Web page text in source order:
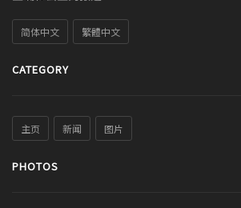
简体中文 繁體中文
CATEGORY
主页 新闻 图片
PHOTOS